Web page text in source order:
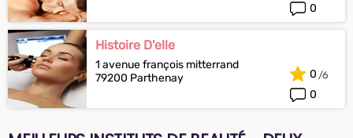
0
Histoire D'elle
1 avenue françois mitterrand
79200 Parthenay
0
0